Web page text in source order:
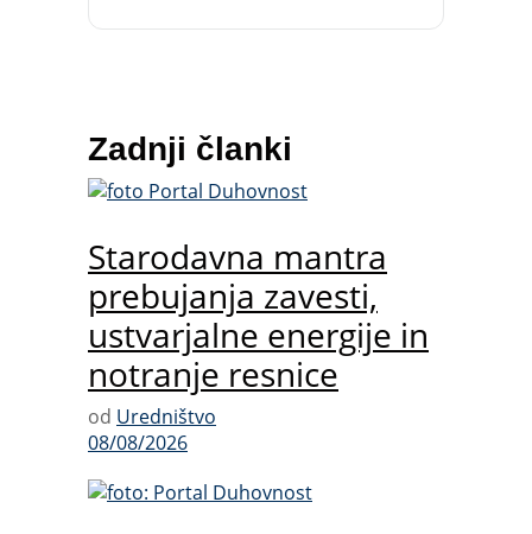
Zadnji članki
Starodavna mantra
prebujanja zavesti,
ustvarjalne energije in
notranje resnice
od Uredništvo
08/08/2026